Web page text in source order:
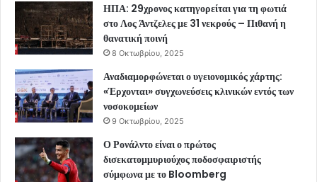
ΗΠΑ: 29χρονος κατηγορείται για τη φωτιά
στο Λος Άντζελες με 31 νεκρούς – Πιθανή η
θανατική ποινή
8 Οκτωβρίου, 2025
Αναδιαμορφώνεται ο υγειονομικός χάρτης:
«Έρχονται» συγχωνεύσεις κλινικών εντός των
νοσοκομείων
9 Οκτωβρίου, 2025
Ο Ρονάλντο είναι ο πρώτος
δισεκατομμυριούχος ποδοσφαιριστής
σύμφωνα με το Bloomberg